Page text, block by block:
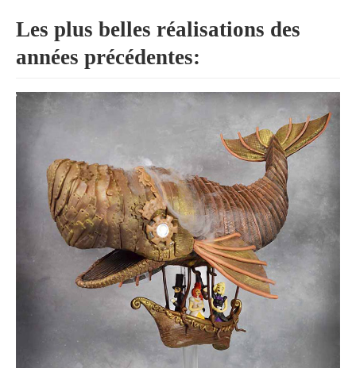
Les plus belles réalisations des
années précédentes: